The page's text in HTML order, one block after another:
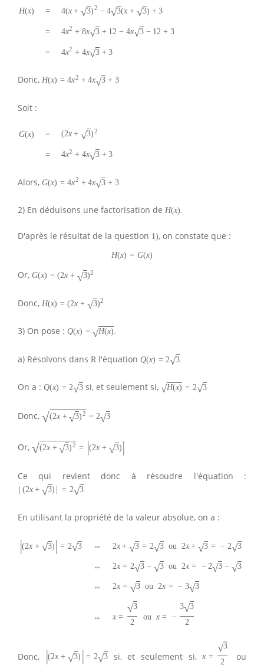
H(x) = 4(x + √3)2 − 4√3(x + √3) + 3
= 4x2 + 8x√3 + 12 − 4x√3 − 12 + 3
= 4x2 + 4x√3 + 3
Donc, H(x) = 4x2 + 4x√3 + 3
Soit :
G(x) = (2x + √3)2
= 4x2 + 4x√3 + 3
Alors, G(x) = 4x2 + 4x√3 + 3
2) En déduisons une factorisation de H(x).
D'après le résultat de la question 1), on constate que :
H(x) = G(x)
Or, G(x) = (2x + √3)2
Donc, H(x) = (2x + √3)2
3) On pose : Q(x) = √H(x).
a) Résolvons dans R l'équation Q(x) = 2√3
On a : Q(x) = 2√3 si, et seulement si,√H(x) = 2√3
Donc, √(2x + √3)2 = 2√3
Or, √(2x + √3)2 = |(2x + √3) |
Ce qui revient donc à résoudre l'équation :
(2x + √3) = 2√3
En utilisant la propriété de la valeur absolue, on a :
|(2x + √3) | = 2√3 ⇔ 2x + √3 = 2√3 ou 2x + √3 = − 2√3
⇔ 2x = 2√3 − √3 ou 2x = − 2√3 − √3
⇔ 2x = √3 ou 2x = − 3√3
⇔ x =
√3
2
ou x = −
3√3
2
Donc, |(2x + √3) | = 2√3si, et seulement si,x =
√3
2
ou